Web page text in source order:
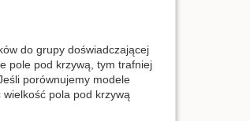
do grupy doświadczającej
pole pod krzywą, tym trafniej
porównujemy modele
pola pod krzywą